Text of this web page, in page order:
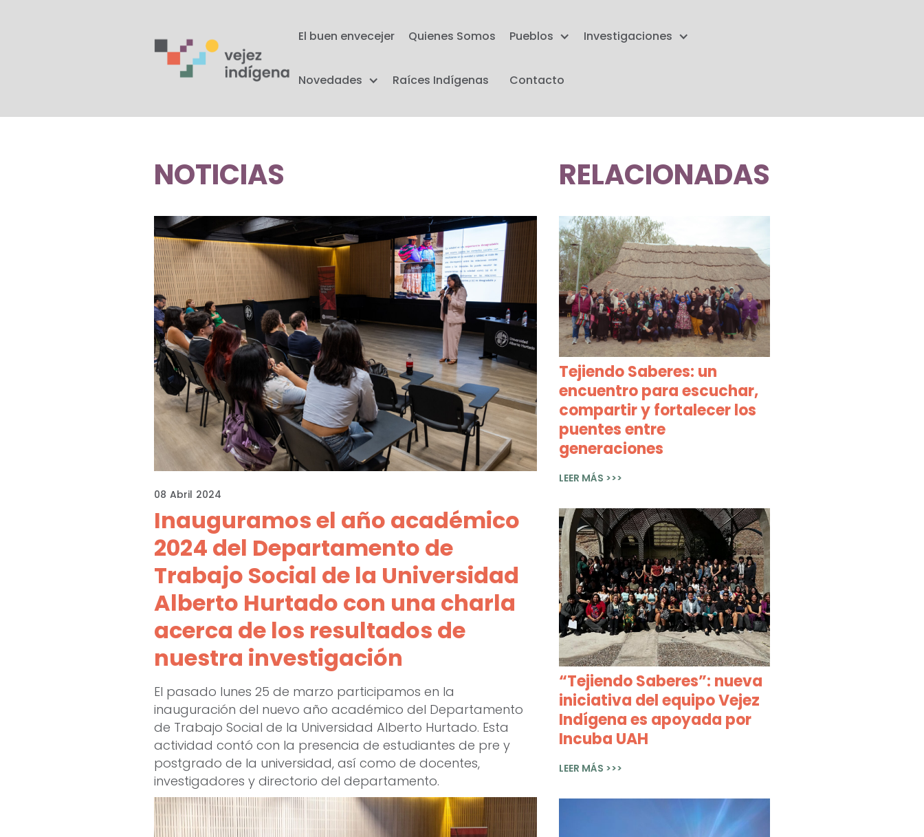
El buen envecejer Quienes Somos Pueblos Investigaciones
Novedades Raíces Indígenas Contacto
NOTICIAS
08 Abril 2024
Inauguramos el año académico
2024 del Departamento de
Trabajo Social de la Universidad
Alberto Hurtado con una charla
acerca de los resultados de
nuestra investigación
El pasado lunes 25 de marzo participamos en la
inauguración del nuevo año académico del Departamento
de Trabajo Social de la Universidad Alberto Hurtado. Esta
actividad contó con la presencia de estudiantes de pre y
postgrado de la universidad, así como de docentes,
investigadores y directorio del departamento.
RELACIONADAS
Tejiendo Saberes: un
encuentro para escuchar,
compartir y fortalecer los
puentes entre
generaciones
LEER MÁS >>>
“Tejiendo Saberes”: nueva
iniciativa del equipo Vejez
Indígena es apoyada por
Incuba UAH
LEER MÁS >>>